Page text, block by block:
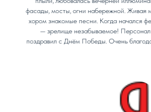
фасады, мосты, огни набережной. Живая
хором знакомые песни. Когда начался
— зрелище незабываемое!
поздравил с Днём Победы. Очень